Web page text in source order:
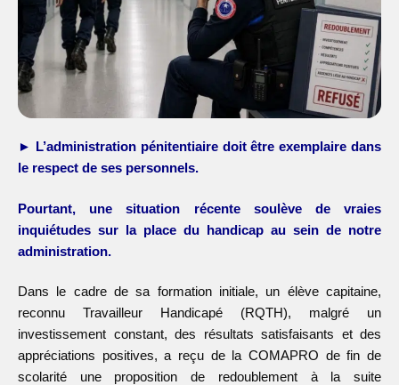
► L’administration pénitentiaire doit êtreexemplaire dans
le respect de ses personnels.
Pourtant, une situation récente soulève de vraies
inquiétudes sur la place du handicap au sein de notre
administration.
Dans le cadre de sa formation initiale, un élève capitaine,
reconnu Travailleur Handicapé (RQTH), malgré un
investissement constant, des résultats satisfaisants et des
appréciations positives, a reçu de la COMAPRO de fin de
scolarité une proposition de redoublement à la suite